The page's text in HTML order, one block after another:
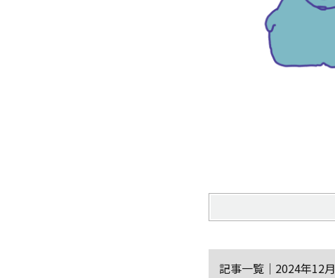
記事一覧｜2024年12月